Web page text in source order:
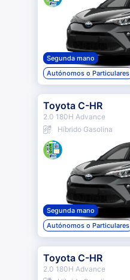
Segunda mano
Autónomos o Particulares
Toyota C-HR
2.0 180H Advance
Híbrido Gasolina
Segunda mano
Autónomos o Particulares
Toyota C-HR
2.0 180H Advance